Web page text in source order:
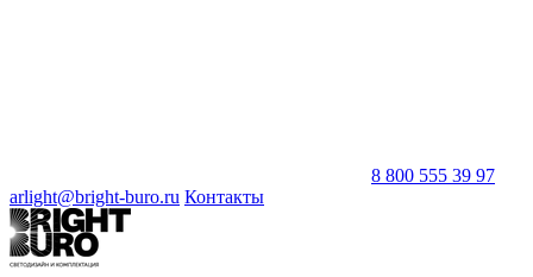
8 800 555 39 97
arlight@bright-buro.ru Контакты